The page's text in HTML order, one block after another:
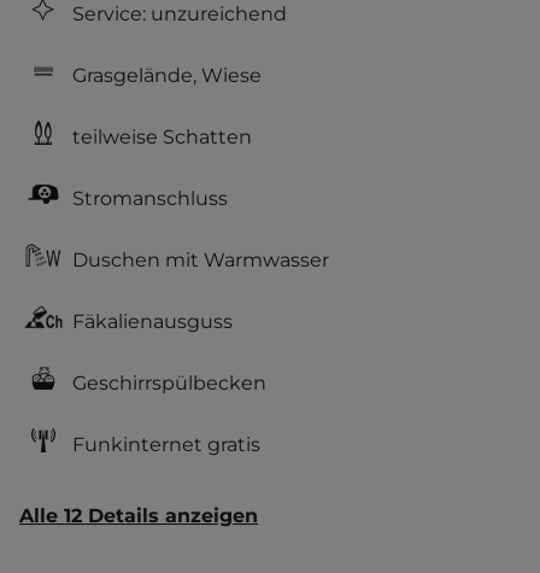
Service: unzureichend
Grasgelände, Wiese
teilweise Schatten
Stromanschluss
Duschen mit Warmwasser
Fäkalienausguss
Geschirrspülbecken
Funkinternet gratis
Alle 12 Details anzeigen